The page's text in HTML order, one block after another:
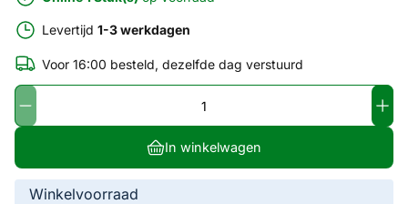
Levertijd 1-3 werkdagen
Voor 16:00 besteld, dezelfde dag verstuurd
In winkelwagen
Winkelvoorraad